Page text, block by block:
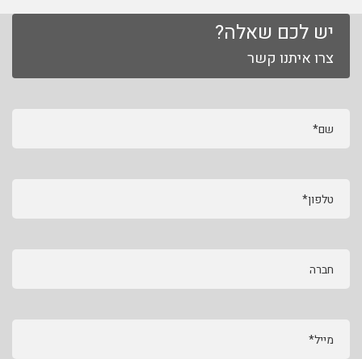
יש לכם שאלה?
צרו איתנו קשר
שם*
טלפון*
חברה
מייל*